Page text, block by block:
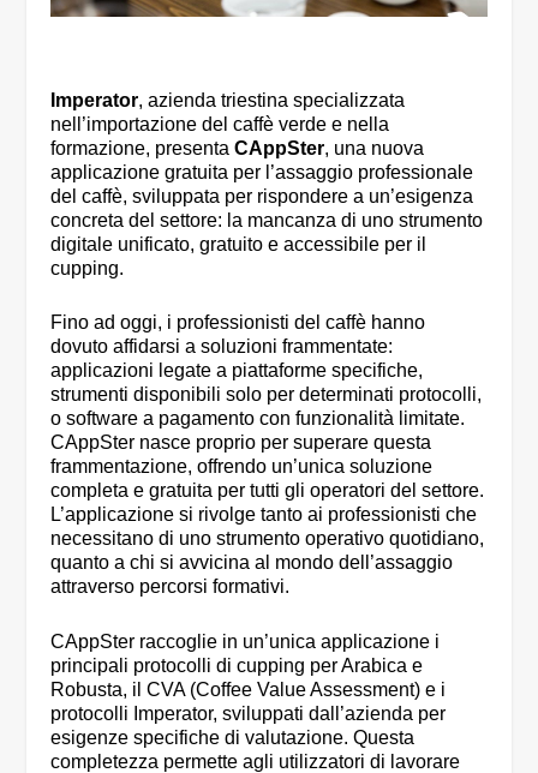
Imperator, azienda triestina specializzata
nell’importazione del caffè verde e nella
formazione, presentaCAppSter, una nuova
applicazione gratuita per l’assaggio professionale
del caffè, sviluppata per rispondere a un’esigenza
concreta del settore: la mancanza di uno strumento
digitale unificato, gratuito e accessibile per il
cupping.
Fino ad oggi, i professionisti del caffè hanno
dovuto affidarsi a soluzioni frammentate:
applicazioni legate a piattaforme specifiche,
strumenti disponibili solo per determinati protocolli,
o software a pagamento con funzionalità limitate.
CAppSter nasce proprio per superare questa
frammentazione, offrendo un’unica soluzione
completa e gratuita per tutti gli operatori del settore.
L’applicazione si rivolge tanto ai professionisti che
necessitano di uno strumento operativo quotidiano,
quanto a chi si avvicina al mondo dell’assaggio
attraverso percorsi formativi.
CAppSter raccoglie in un’unica applicazione i
principali protocolli di cupping per Arabica e
Robusta, il CVA (Coffee Value Assessment) e i
protocolli Imperator, sviluppati dall’azienda per
esigenze specifiche di valutazione. Questa
completezza permette agli utilizzatori di lavorare